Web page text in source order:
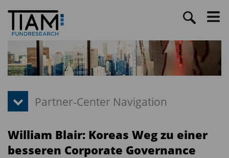
William Blair: Koreas Weg zu einer
besseren Corporate Governance